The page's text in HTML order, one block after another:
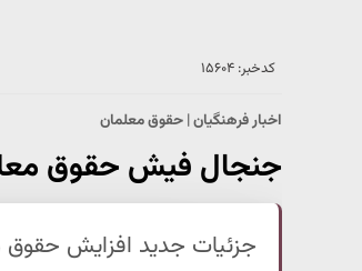
کدخبر: ۱۵۶۰۴
اخبار فرهنگیان | حقوق معلمان
جنجال فیش حقوق معلمان |